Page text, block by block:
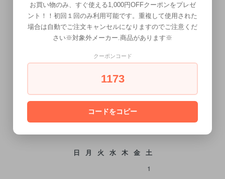
カレンダー
日 月 火 水 木 金
土
1
お買い物のみ、すぐ使える1,000円OFFクーポンをプレゼ
ント！！初回１回のみ利用可能です。重複して使用された
場合は自動でご注文キャンセルになりますのでご注意くだ
さい※対象外メーカー.商品があります※
クーポンコード
1173
コードをコピー